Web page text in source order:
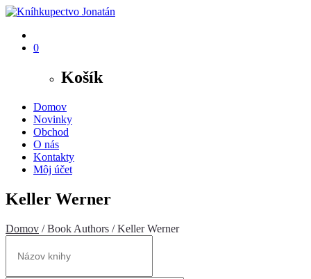
0
Košík
Domov
Novinky
Obchod
O nás
Kontakty
Môj účet
Keller Werner
Domov / Book Authors / Keller Werner